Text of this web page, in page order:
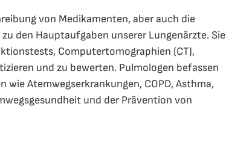
von Medikamenten, aber auch die
den Hauptaufgaben unserer Lungenärzte. Sie
Computertomographien (CT),
und zu bewerten. Pulmologen befassen
Atemwegserkrankungen, COPD, Asthma,
und der Prävention von